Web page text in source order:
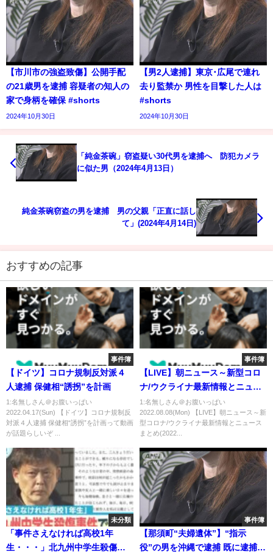
【市川市の強盗致傷】公開手配
の21歳男を逮捕 容疑者の知人の
家で身柄を確保 #shorts
2024年10月30日
【男2人逮捕】東京･広尾で連れ
去り監禁か 男性を目撃した人は
#shorts
2024年10月30日
「純金茶碗」窃盗疑い30代男を逮捕へ 防犯カメラ
に似た男（2024年4月13日）
純金茶碗窃盗の男を逮捕 男の父親「正直に話し
て」(2024年4月14日)
おすすめの記事
事件簿
【ドイツ】コロナ規制反対派４
人逮捕 保健相“誘拐”を計画
1:名無しさん＠お腹いっぱい
2022.04.17(Sun) 【ドイツ】コロナ規制反
対派４人逮捕 保健相“誘拐”を計画って動画
が話題らしいぞ ...
事件簿
【LIVE】朝ニュース～新型コロ
ナ/ウクライナ最新情報とニュー
スまとめ(2022年8月8日) ANN/テ
レ朝
1:名無しさん＠お腹いっぱい
2022.08.08(Mon) 【LIVE】朝ニュース～新
型コロナ/ウクライナ最新情報とニュース
まとめ(2022...
未分類
「事件さえなければ高校1年
生・・・」北九州中学生殺傷事
事件簿
【那須町“夫婦遺体”】“指示
役”の男を沖縄で逮捕 既に逮捕の